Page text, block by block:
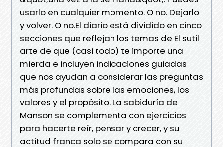
usarlo en cualquier momento. O no. Dejarlo
y volver. O no.El diario está dividido en cinco
secciones que reflejan los temas de El sutil
arte de que (casi todo) te importe una
mierda e incluyen indicaciones guiadas
que nos ayudan a considerar las preguntas
más profundas sobre las emociones, los
valores y el propósito. La sabiduría de
Manson se complementa con ejercicios
para hacerte reír, pensar y crecer, y su
actitud franca solo se compara con su